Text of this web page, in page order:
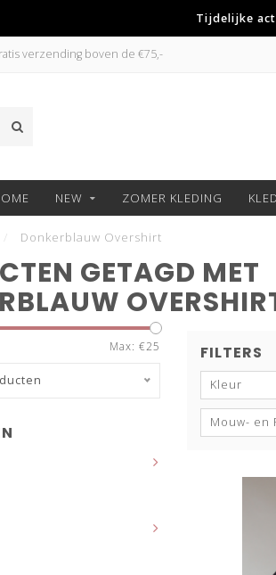
Tijdelijke
verzending boven de €75,-
NEW ZOMER KLEDING
Donkerblauw Overshirt
GETAGD MET
Max: €25 FILTERS
Kleur
Mouw- en